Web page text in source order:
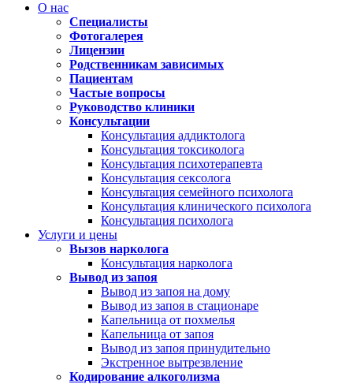
О нас
Специалисты
Фотогалерея
Лицензии
Родственникам зависимых
Пациентам
Частые вопросы
Руководство клиники
Консультации
Консультация аддиктолога
Консультация токсиколога
Консультация психотерапевта
Консультация сексолога
Консультация семейного психолога
Консультация клинического психолога
Консультация психолога
Услуги и цены
Вызов нарколога
Консультация нарколога
Вывод из запоя
Вывод из запоя на дому
Вывод из запоя в стационаре
Капельница от похмелья
Капельница от запоя
Вывод из запоя принудительно
Экстренное вытрезвление
Кодирование алкоголизма